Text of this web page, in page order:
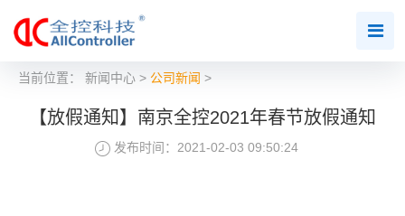
当前位置： 新闻中心> 公司新闻 >
【放假通知】南京全控2021年春节放假通知
发布时间：2021-02-03 09:50:24